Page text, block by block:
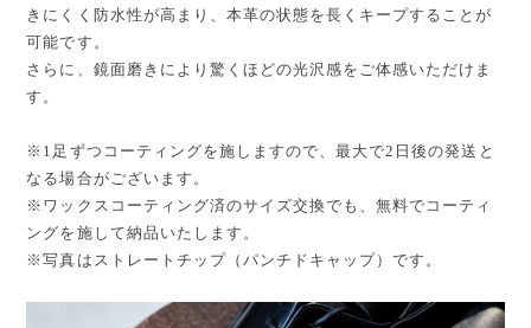
きにくく防水性が高まり、本革の状態を長くキープすることが
可能です。
さらに、鏡面磨きにより驚くほどの光沢感をご体感いただけま
す。
※1足ずつコーティングを施しますので、最大で2日後の発送と
なる場合がございます。
※ワックスコーティング済のサイズ交換でも、無料でコーティ
ングを施して納品いたします。
※写真はストレートチップ（パンチドキャップ）です。